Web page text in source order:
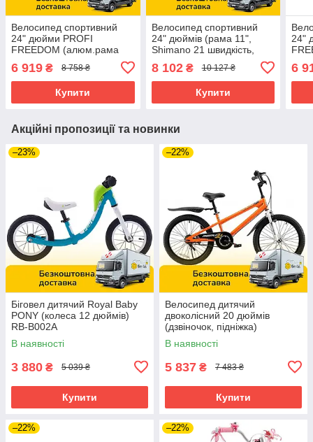
Велосипед спортивний
24" дюйми PROFI
FREEDOM (алюм.рама
11", SHIMANO 21SP, збірка
85%) FD-2406 Синьо-
помаранчевий
6 919 ₴ 8 758 ₴
Купити
Велосипед спортивний
24" дюймів (рама 11",
Shimano 21 швидкість,
SKYLINE SL-30501
Зелений
8 102₴ 10 127 ₴
Купити
24"
6
Акційні пропозиції та новинки
–23%
Біговел дитячий Royal Baby
PONY (колеса 12 дюймів)
RB-B002A
В наявності
3 880 ₴ 5 039 ₴
Купити
–22%
Велосипед дитячий
двоколісний 20 дюймів
(дзвіночок, підніжка)
RoyalBaby Freestyle RB20B-6
Помаранчевий
В наявності
5 837 ₴ 7 483 ₴
Купити
–22% –22%